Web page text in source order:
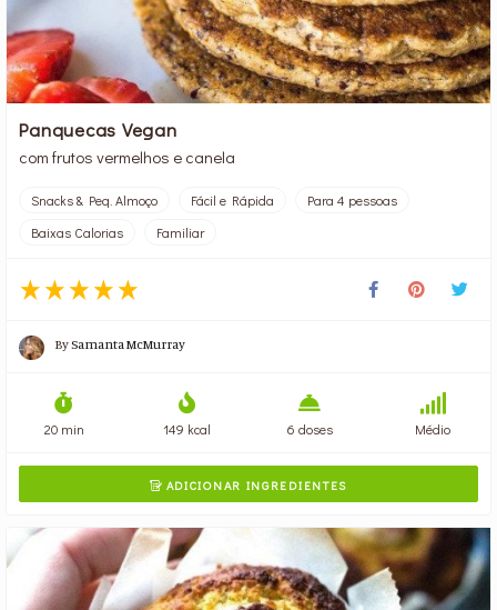
Panquecas Vegan
com frutos vermelhos e canela
Snacks & Peq. Almoço Fácil e Rápida
Para 4 pessoas
Baixas Calorias
Familiar
BySamanta McMurray
20 min 149 kcal 6 doses Médio
ADICIONAR INGREDIENTES